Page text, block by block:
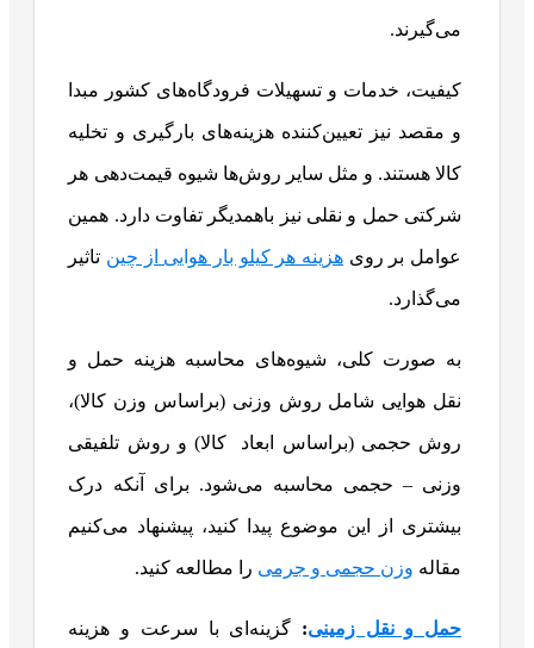
می‌گیرند.
کیفیت، خدمات و تسهیلات فرودگاه‌های کشور مبدا
و مقصد نیز تعیین‌کننده هزینه‌های بارگیری و تخلیه
کالا هستند. و مثل سایر روش‌ها شیوه قیمت‌دهی هر
شرکتی حمل و نقلی نیز باهمدیگر تفاوت دارد. همین
عوامل بر روی هزینه هر کیلو بار هوایی از چین تاثیر
می‌گذارد.
به صورت کلی، شیوه‌های محاسبه هزینه حمل و
نقل هوایی شامل روش وزنی (براساس وزن کالا)،
روش حجمی (براساس ابعاد کالا) و روش تلفیقی
وزنی – حجمی محاسبه می‌شود. برای آنکه درک
بیشتری از این موضوع پیدا کنید، پیشنهاد می‌کنیم
مقاله وزن حجمی و جرمی را مطالعه کنید.
حمل و نقل زمینی: گزینه‌ای با سرعت و هزینه